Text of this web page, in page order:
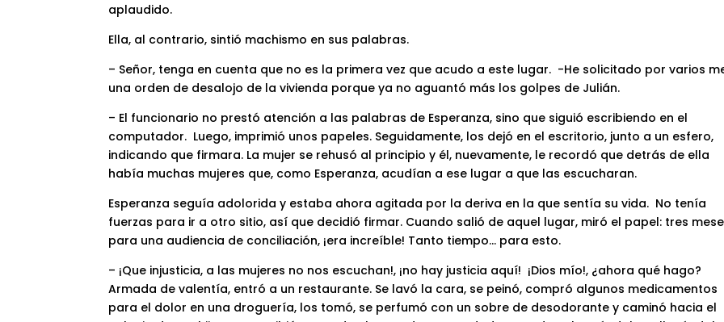
aplaudido.
Ella, al contrario, sintió machismo en sus palabras.
– Señor, tenga en cuenta que no es la primera vez que acudo a este lugar. -He solicitado por varios
una orden de desalojo de la vivienda porque ya no aguantó más los golpes de Julián.
– El funcionario no prestó atención a las palabras de Esperanza, sino que siguió escribiendo en el
computador. Luego, imprimió unos papeles. Seguidamente, los dejó en el escritorio, junto a un esfero,
indicando que firmara. La mujer se rehusó al principio y él, nuevamente, le recordó que detrás de ella
había muchas mujeres que, como Esperanza, acudían a ese lugar a que las escucharan.
Esperanza seguía adolorida y estaba ahora agitada por la deriva en la que sentía su vida. No tenía
fuerzas para ir a otro sitio, así que decidió firmar. Cuando salió de aquel lugar, miró el papel: tres
para una audiencia de conciliación, ¡era increíble! Tanto tiempo… para esto.
– ¡Que injusticia, a las mujeres no nos escuchan!, ¡no hay justicia aquí! ¡Dios mío!, ¿ahora qué hago?
Armada de valentía, entró a un restaurante. Se lavó la cara, se peinó, compró algunos medicamentos
para el dolor en una droguería, los tomó, se perfumó con un sobre de desodorante y caminó hacia el